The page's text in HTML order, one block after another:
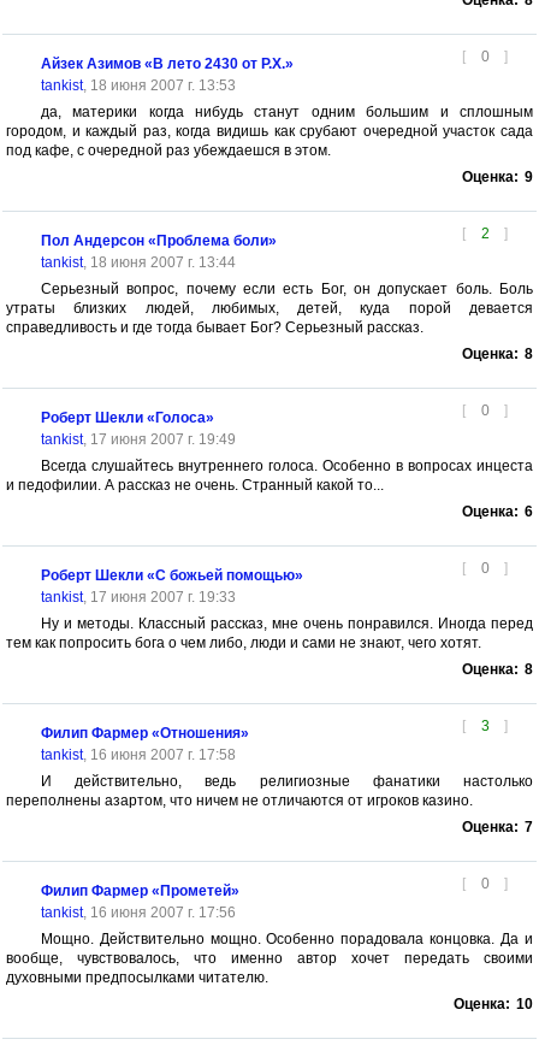
[ 0 ]
Айзек Азимов «В лето 2430 от Р.Х.»
tankist, 18 июня 2007 г. 13:53
да, материки когда нибудь станут одним большим и сплошным
городом, и каждый раз, когда видишь как срубают очередной участок сада
под кафе, с очередной раз убеждаешся в этом.
Оценка: 9
[ 2 ]
Пол Андерсон «Проблема боли»
tankist, 18 июня 2007 г. 13:44
Серьезный вопрос, почему если есть Бог, он допускает боль. Боль
утраты близких людей, любимых, детей, куда порой девается
справедливость и где тогда бывает Бог? Серьезный рассказ.
Оценка: 8
[ 0 ]
Роберт Шекли «Голоса»
tankist, 17 июня 2007 г. 19:49
Всегда слушайтесь внутреннего голоса. Особенно в вопросах инцеста
и педофилии. А рассказ не очень. Странный какой то...
Оценка: 6
[ 0 ]
Роберт Шекли «С божьей помощью»
tankist, 17 июня 2007 г. 19:33
Ну и методы. Классный рассказ, мне очень понравился. Иногда перед
тем как попросить бога о чем либо, люди и сами не знают, чего хотят.
Оценка: 8
[ 3 ]
Филип Фармер «Отношения»
tankist, 16 июня 2007 г. 17:58
И действительно, ведь религиозные фанатики настолько
переполнены азартом, что ничем не отличаются от игроков казино.
Оценка: 7
[ 0 ]
Филип Фармер «Прометей»
tankist, 16 июня 2007 г. 17:56
Мощно. Действительно мощно. Особенно порадовала концовка. Да и
вообще, чувствовалось, что именно автор хочет передать своими
духовными предпосылками читателю.
Оценка: 10